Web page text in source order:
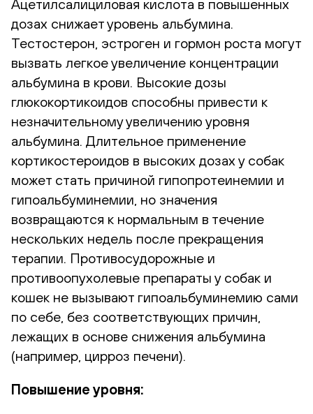
Ацетилсалициловая кислота в повышенных
дозах снижает уровень альбумина.
Тестостерон, эстроген и гормон роста могут
вызвать легкое увеличение концентрации
альбумина в крови. Высокие дозы
глюкокортикоидов способны привести к
незначительному увеличению уровня
альбумина. Длительное применение
кортикостероидов в высоких дозах у собак
может стать причиной гипопротеинемии и
гипоальбуминемии, но значения
возвращаются к нормальным в течение
нескольких недель после прекращения
терапии. Противосудорожные и
противоопухолевые препараты у собак и
кошек не вызывают гипоальбуминемию сами
по себе, без соответствующих причин,
лежащих в основе снижения альбумина
(например, цирроз печени).
Повышение уровня: